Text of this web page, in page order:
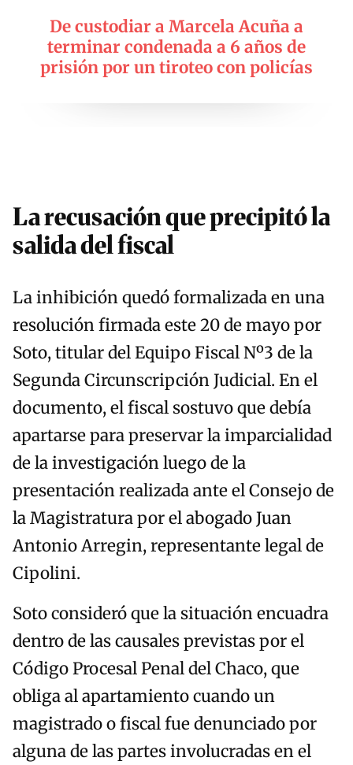
De custodiar a Marcela Acuña a
terminar condenada a 6 años de
prisión por un tiroteo con policías
La recusación que precipitó la
salida del fiscal
La inhibición quedó formalizada en una
resolución firmada este 20 de mayo por
Soto, titular del Equipo Fiscal Nº3 de la
Segunda Circunscripción Judicial. En el
documento, el fiscal sostuvo que debía
apartarse para preservar la imparcialidad
de la investigación luego de la
presentación realizada ante el Consejo de
la Magistratura por el abogado Juan
Antonio Arregin, representante legal de
Cipolini.
Soto consideró que la situación encuadra
dentro de las causales previstas por el
Código Procesal Penal del Chaco, que
obliga al apartamiento cuando un
magistrado o fiscal fue denunciado por
alguna de las partes involucradas en el